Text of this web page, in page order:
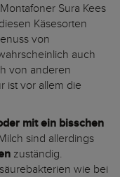
Sura Kees
Käsesorten
von
auch
von anderen
ist vor allem die
mit ein bisschen
sind allerdings
zuständig.
wie bei